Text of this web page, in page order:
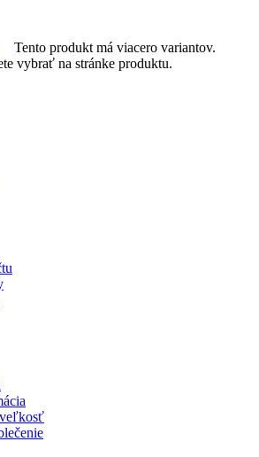
Tento produkt má viacero variantov.
vybrať na stránke produktu.